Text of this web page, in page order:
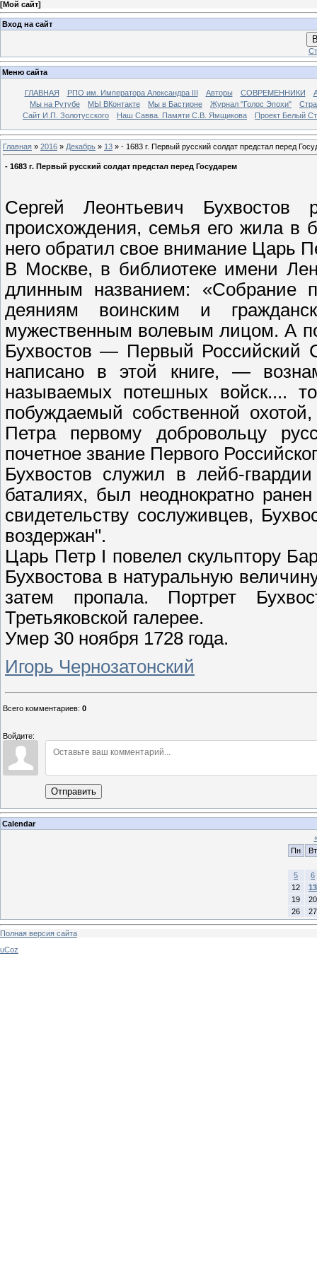
[Мой сайт]
Вход на сайт
Меню сайта
ГЛАВНАЯ РПО им. Императора Александра III Авторы СОВРЕМЕННИКИ
Мы на Рутубе
МЫ ВКонтакте Мы в Бастионе Журнал "Голос Эпохи"
Сайт И.П. Золотусского
Наш Савва. Памяти С.В. Ямщикова Проект Белый
Главная » 2016 » Декабрь » 13 » - 1683 г. Первый русский солдат предстал перед
- 1683 г. Первый русский солдат предстал перед Государем
Сергей Леонтьевич
происхождения, семья его жила в
него обратил свое внимание Царь
В Москве, в библиотеке имени
длинным названием: «Собрание
деяниям воинским и
мужественным волевым лицом. А
Бухвостов — Первый Российский
написано в этой книге, —
называемых потешных войск....
побуждаемый собственной
Петра первому добровольцу
почетное звание Первого
Бухвостов служил в лейб-
баталиях, был неоднократно
свидетельству сослуживцев,
воздержан".
Царь Петр I повелел скульптору
Бухвостова в натуральную
затем пропала. Портрет
Третьяковской галерее.
Умер 30 ноября 1728 года.
Игорь Чернозатонский
Всего комментариев: 0
Войдите:
Отправить
Calendar
Пн
Вт
5
6
12
13
19
20
26
27
Полная версия сайта
uCoz